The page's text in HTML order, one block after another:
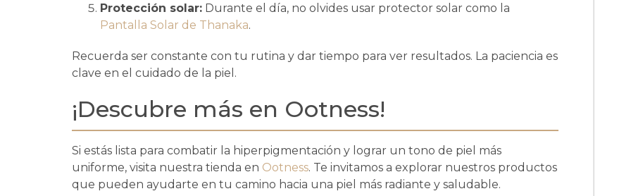
Protección solar: Durante el día, no olvides usar protector solar como la
Pantalla Solar de Thanaka.
Recuerda ser constante con tu rutina y dar tiempo para ver resultados. La paciencia es
clave en el cuidado de la piel.
¡Descubre más en Ootness!
Si estás lista para combatir la hiperpigmentación y lograr un tono de piel más
uniforme, visita nuestra tienda en Ootness. Te invitamos a explorar nuestros productos
que pueden ayudarte en tu camino hacia una piel más radiante y saludable.